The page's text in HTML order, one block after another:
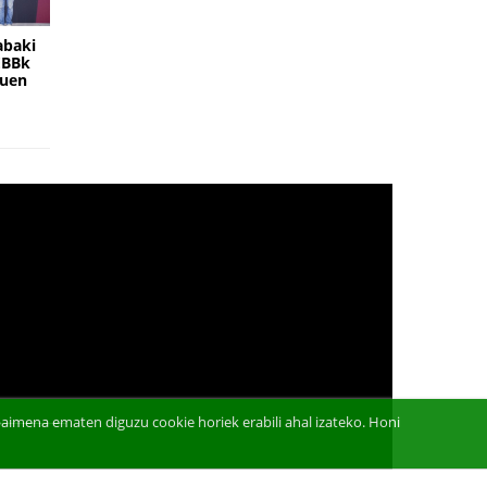
ematen diguzu cookie horiek erabili ahal izateko. Honi